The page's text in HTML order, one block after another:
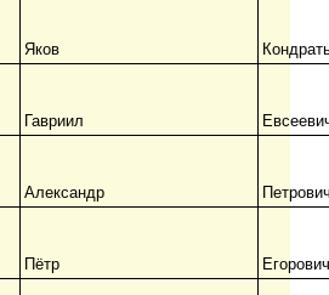
Яков
Гавриил
Александр
Пётр
Егорович